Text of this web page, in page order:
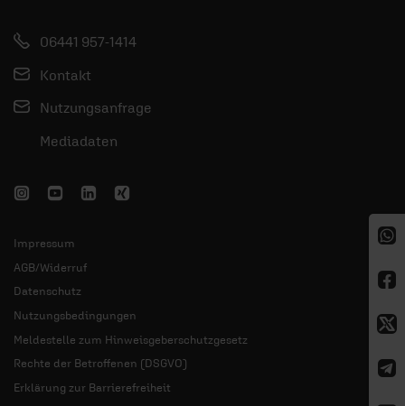
06441 957-1414
Kontakt
Nutzungsanfrage
Mediadaten
Impressum
AGB/Widerruf
Datenschutz
Nutzungsbedingungen
Meldestelle zum Hinweisgeberschutzgesetz
Rechte der Betroffenen (DSGVO)
Erklärung zur Barrierefreiheit